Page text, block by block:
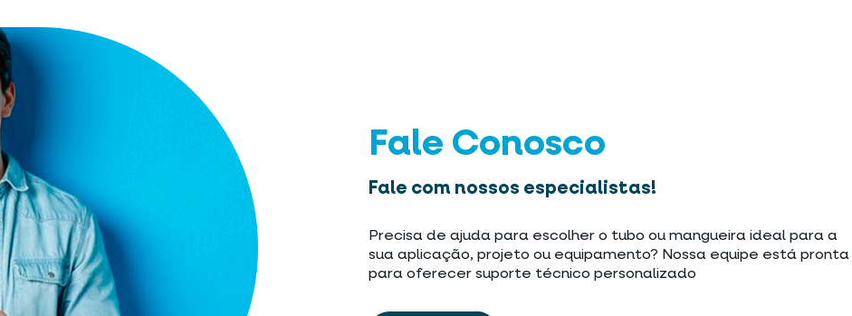
Fale Conosco
Fale com nossos especialistas!
Precisa de ajuda para escolher o tubo ou mangueira ideal para a
sua aplicação, projeto ou equipamento? Nossa equipe está pronta
para oferecer suporte técnico personalizado